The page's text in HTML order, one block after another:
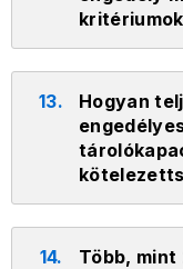
13.
Hogyan
14.
Több,